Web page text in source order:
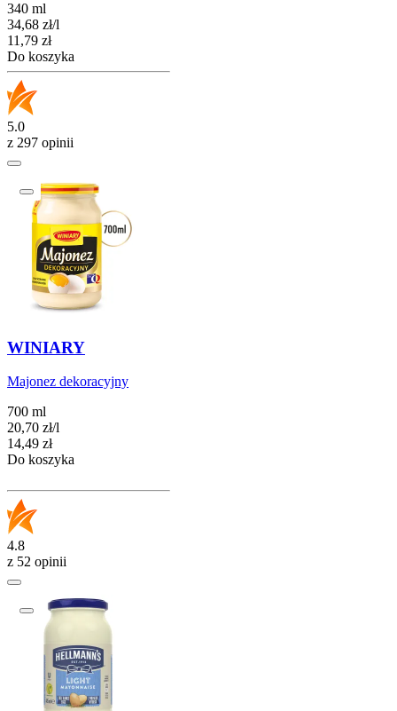
340 ml
34,68 zł/l
Cena
11,79 zł
Do koszyka
5.0
z 297 opinii
WINIARY
Majonez dekoracyjny
700 ml
20,70 zł/l
Cena
14,49 zł
Do koszyka
4.8
z 52 opinii